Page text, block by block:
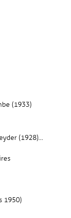
(1933)
(1928)…
1950)